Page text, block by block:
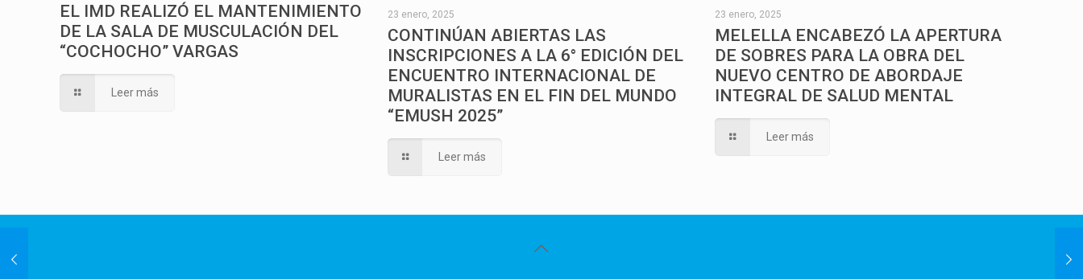
EL IMD REALIZÓ EL MANTENIMIENTO
DE LA SALA DE MUSCULACIÓN DEL
“COCHOCHO” VARGAS
Leer más
23 enero, 2025
CONTINÚAN ABIERTAS LAS
INSCRIPCIONES A LA 6° EDICIÓN DEL
ENCUENTRO INTERNACIONAL DE
MURALISTAS EN EL FIN DEL MUNDO
“EMUSH 2025”
Leer más
23 enero, 2025
MELELLA ENCABEZÓ LA APERTURA
DE SOBRES PARA LA OBRA DEL
NUEVO CENTRO DE ABORDAJE
INTEGRAL DE SALUD MENTAL
Leer más